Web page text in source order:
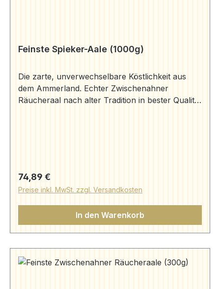
Feinste Spieker-Aale (1000g)
Die zarte, unverwechselbare Köstlichkeit aus
dem Ammerland. Echter Zwischenahner
Räucheraal nach alter Tradition in bester Qualität
Aquakultur. Räucheraal (250g) | Aale | Aal Bruns
(aal-bruns.de) Schwarzbrot (250g) | Präsente |
Aal Bruns (aal-bruns.de)
Regulärer Preis:
74,89 €
Preise inkl. MwSt. zzgl. Versandkosten
In den Warenkorb